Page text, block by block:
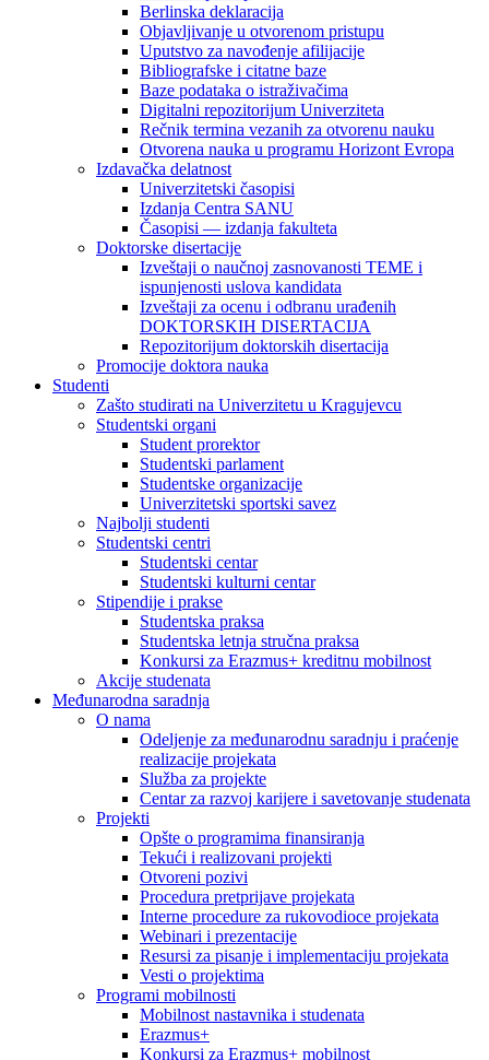
Berlinska deklaracija
Objavljivanje u otvorenom pristupu
Uputstvo za navođenje afilijacije
Bibliografske i citatne baze
Baze podataka o istraživačima
Digitalni repozitorijum Univerziteta
Rečnik termina vezanih za otvorenu nauku
Otvorena nauka u programu Horizont Evropa
Izdavačka delatnost
Univerzitetski časopisi
Izdanja Centra SANU
Časopisi — izdanja fakulteta
Doktorske disertacije
Izveštaji o naučnoj zasnovanosti TEME i
ispunjenosti uslova kandidata
Izveštaji za ocenu i odbranu urađenih
DOKTORSKIH DISERTACIJA
Repozitorijum doktorskih disertacija
Promocije doktora nauka
Studenti
Zašto studirati na Univerzitetu u Kragujevcu
Studentski organi
Student prorektor
Studentski parlament
Studentske organizacije
Univerzitetski sportski savez
Najbolji studenti
Studentski centri
Studentski centar
Studentski kulturni centar
Stipendije i prakse
Studentska praksa
Studentska letnja stručna praksa
Konkursi za Erazmus+ kreditnu mobilnost
Akcije studenata
Međunarodna saradnja
O nama
Odeljenje za međunarodnu saradnju i praćenje
realizacije projekata
Služba za projekte
Centar za razvoj karijere i savetovanje studenata
Projekti
Opšte o programima finansiranja
Tekući i realizovani projekti
Otvoreni pozivi
Procedura pretprijave projekata
Interne procedure za rukovodioce projekata
Webinari i prezentacije
Resursi za pisanje i implementaciju projekata
Vesti o projektima
Programi mobilnosti
Mobilnost nastavnika i studenata
Erazmus+
Konkursi za Erazmus+ mobilnost